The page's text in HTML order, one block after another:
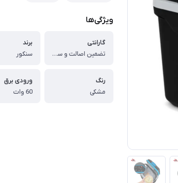
ویژگی‌ها
گارانتی
تضمین اصالت و سلامت فیزیکی کالا
برند
سنکور
رنگ
مشکی
ورودی برق
60 وات